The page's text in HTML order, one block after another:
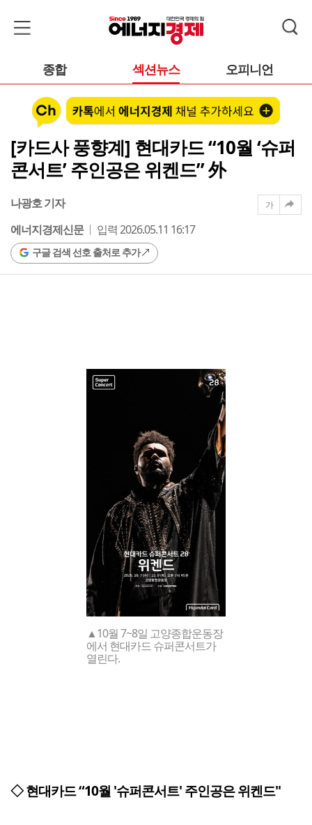
종합 섹션뉴스 오피니언
[카드사 풍향계] 현대카드 “10월 ‘슈퍼
콘서트’ 주인공은 위켄드” 外
나광호 기자
에너지경제신문
입력 2026.05.11 16:17
구글 검색 선호 출처로 추가
가
▲10월 7~8일 고양종합운동장
에서 현대카드 슈퍼콘서트가
열린다.
◇ 현대카드 “10월 '슈퍼콘서트' 주인공은 위켄드"